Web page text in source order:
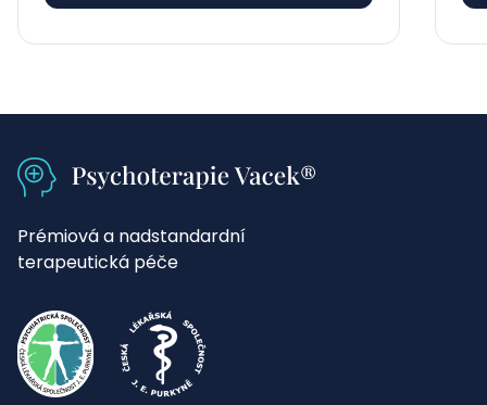
Prémiová a nadstandardní
terapeutická péče